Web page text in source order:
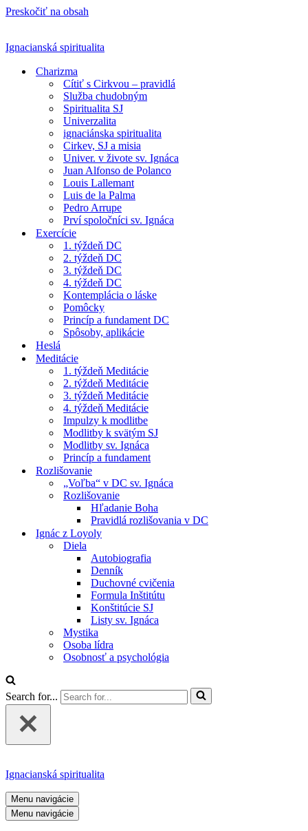
Preskočiť na obsah
Ignacianská spiritualita
Charizma
Cítiť s Cirkvou – pravidlá
Služba chudobným
Spiritualita SJ
Univerzalita
ignaciánska spiritualita
Cirkev, SJ a misia
Univer. v živote sv. Ignáca
Juan Alfonso de Polanco
Louis Lallemant
Luis de la Palma
Pedro Arrupe
Prví spoločníci sv. Ignáca
Exercície
1. týždeň DC
2. týždeň DC
3. týždeň DC
4. týždeň DC
Kontemplácia o láske
Pomôcky
Princíp a fundament DC
Spôsoby, aplikácie
Heslá
Meditácie
1. týždeň Meditácie
2. týždeň Meditácie
3. týždeň Meditácie
4. týždeň Meditácie
Impulzy k modlitbe
Modlitby k svätým SJ
Modlitby sv. Ignáca
Princíp a fundament
Rozlišovanie
„Voľba“ v DC sv. Ignáca
Rozlišovanie
Hľadanie Boha
Pravidlá rozlišovania v DC
Ignác z Loyoly
Diela
Autobiografia
Denník
Duchovné cvičenia
Formula Inštitútu
Konštitúcie SJ
Listy sv. Ignáca
Mystika
Osoba lídra
Osobnosť a psychológia
Search for...
Ignacianská spiritualita
Menu navigácie
Menu navigácie